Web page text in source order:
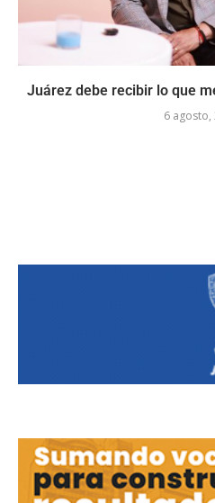
Juárez debe recibir lo que
6 agosto,